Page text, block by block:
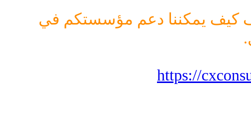
كيف يمكننا دعم مؤسستكم في
https://